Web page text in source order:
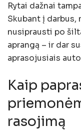
Rytai dažnai
Skubant į
nusiprausti po
aprangą – ir dar
aprasojusiais
Kaip
rasojimą